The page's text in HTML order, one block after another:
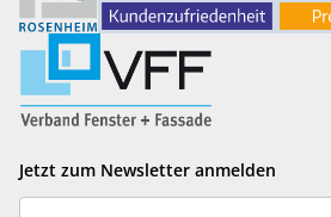
Jetzt zum Newsletter anmelden